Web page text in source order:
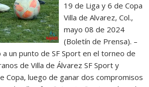
19 de Liga y 6 de Copa
Villa de Alvarez, Col.,
mayo 08 de 2024
(Boletín de Prensa). –
a un punto de SF Sport en el torneo de
de Villa de Álvarez SF Sport y
Copa, luego de ganar dos compromisos